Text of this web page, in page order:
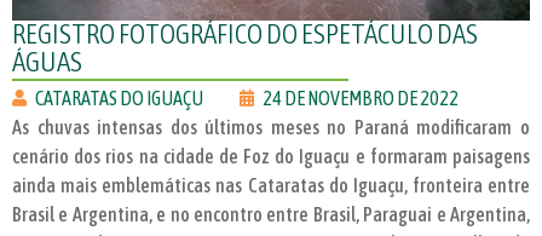
REGISTRO FOTOGRÁFICO DO ESPETÁCULO DAS
ÁGUAS
CATARATAS DO IGUAÇU
24 DE NOVEMBRO DE 2022
As chuvas intensas dos últimos meses no Paraná modificaram o
cenário dos rios na cidade de Foz do Iguaçu e formaram paisagens
ainda mais emblemáticas nas Cataratas do Iguaçu, fronteira entre
Brasil e Argentina, e no encontro entre Brasil, Paraguai e Argentina,